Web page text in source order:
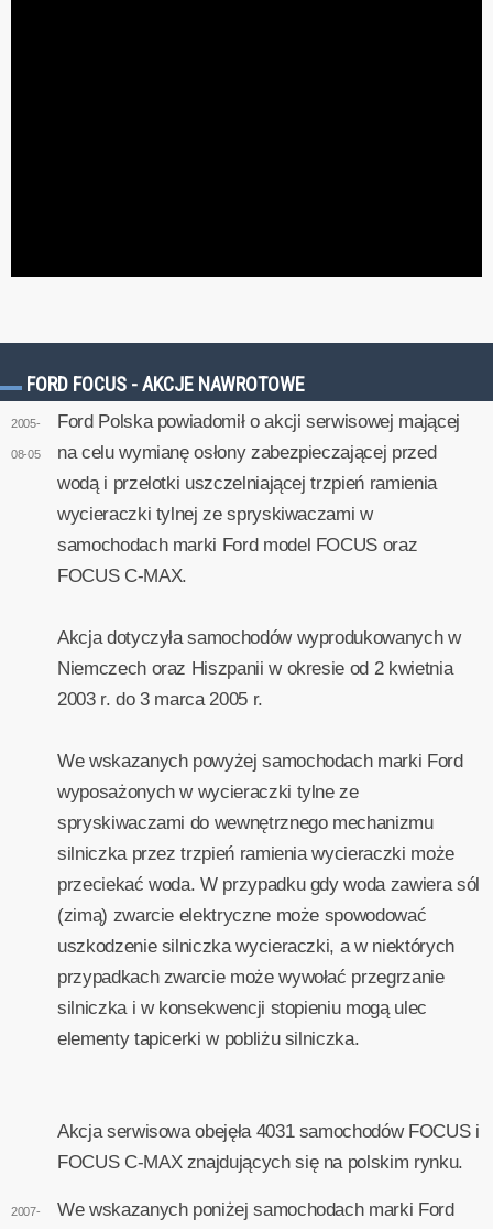
FORD FOCUS - AKCJE NAWROTOWE
2005-
08-05
Ford Polska powiadomił o akcji serwisowej mającej
na celu wymianę osłony zabezpieczającej przed
wodą i przelotki uszczelniającej trzpień ramienia
wycieraczki tylnej ze spryskiwaczami w
samochodach marki Ford model FOCUS oraz
FOCUS C-MAX.
Akcja dotyczyła samochodów wyprodukowanych w
Niemczech oraz Hiszpanii w okresie od 2 kwietnia
2003 r. do 3 marca 2005 r.
We wskazanych powyżej samochodach marki Ford
wyposażonych w wycieraczki tylne ze
spryskiwaczami do wewnętrznego mechanizmu
silniczka przez trzpień ramienia wycieraczki może
przeciekać woda. W przypadku gdy woda zawiera sól
(zimą) zwarcie elektryczne może spowodować
uszkodzenie silniczka wycieraczki, a w niektórych
przypadkach zwarcie może wywołać przegrzanie
silniczka i w konsekwencji stopieniu mogą ulec
elementy tapicerki w pobliżu silniczka.
Akcja serwisowa obejęła 4031 samochodów FOCUS i
FOCUS C-MAX znajdujących się na polskim rynku.
2007-
We wskazanych poniżej samochodach marki Ford